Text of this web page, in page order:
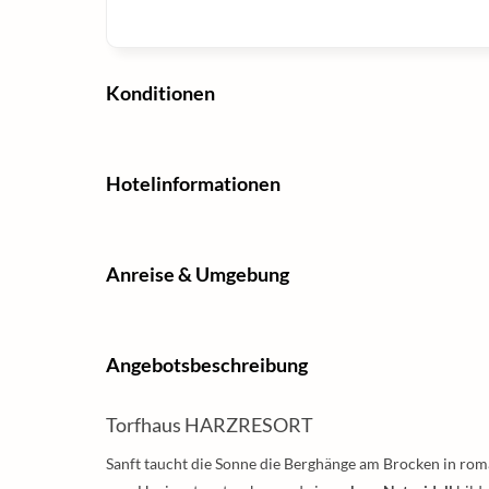
Konditionen
Hotelinformationen
Anreise & Umgebung
Angebotsbeschreibung
Torfhaus HARZRESORT
Sanft taucht die Sonne die Berghänge am Brocken in